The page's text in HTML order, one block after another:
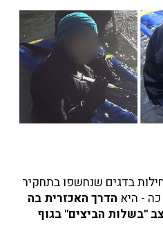
בדגים שנחשפו בתחקיר
- היא הדרך האכזרית בה
"בשלות הביצים" בגוף